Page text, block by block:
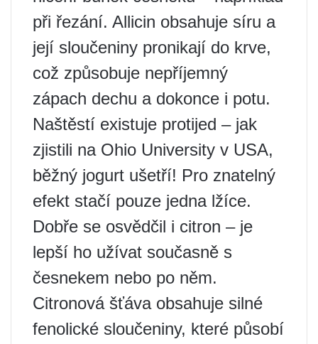
při řezání. Allicin obsahuje síru a
její sloučeniny pronikají do krve,
což způsobuje nepříjemný
zápach dechu a dokonce i potu.
Naštěstí existuje protijed – jak
zjistili na Ohio University v USA,
běžný jogurt ušetří! Pro znatelný
efekt stačí pouze jedna lžíce.
Dobře se osvědčil i citron – je
lepší ho užívat současně s
česnekem nebo po něm.
Citronová šťáva obsahuje silné
fenolické sloučeniny, které působí